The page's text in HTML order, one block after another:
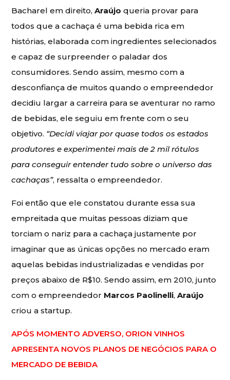
Bacharel em direito,Araújo queria provar para
todos que a cachaça é uma bebida rica em
histórias, elaborada com ingredientes selecionados
e capaz de surpreender o paladar dos
consumidores. Sendo assim, mesmo com a
desconfiança de muitos quando o empreendedor
decidiu largar a carreira para se aventurar no ramo
de bebidas, ele seguiu em frente com o seu
objetivo. “Decidi viajar por quase todos os estados
produtores e experimentei mais de 2 mil rótulos
para conseguir entender tudo sobre o universo das
cachaças”, ressalta o empreendedor.
Foi então que ele constatou durante essa sua
empreitada que muitas pessoas diziam que
torciam o nariz para a cachaça justamente por
imaginar que as únicas opções no mercado eram
aquelas bebidas industrializadas e vendidas por
preços abaixo de R$10. Sendo assim, em 2010, junto
com o empreendedor Marcos Paolinelli,Araújo
criou a startup.
APÓS MOMENTO ADVERSO, ORION VINHOS
APRESENTA NOVOS PLANOS DE NEGÓCIOS PARA O
MERCADO DE BEBIDA